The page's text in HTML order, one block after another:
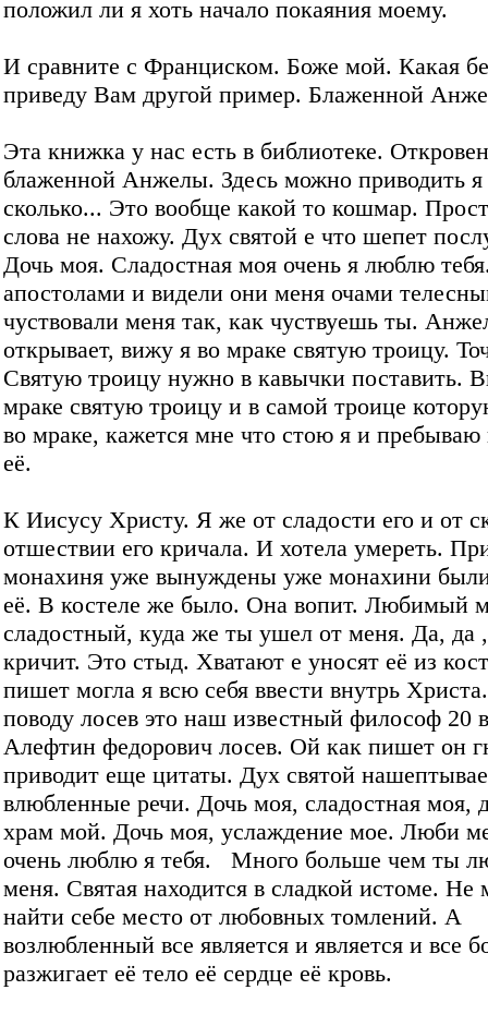
положил ли я хоть начало покаяния моему.
И сравните с Франциском. Боже мой. Какая
приведу Вам другой пример. Блаженной
Эта книжка у нас есть в библиотеке.
блаженной Анжелы. Здесь можно приводить
сколько... Это вообще какой то кошмар.
слова не нахожу. Дух святой е что шепет
Дочь моя. Сладостная моя очень я люблю
апостолами и видели они меня очами
чуствовали меня так, как чуствуешь ты.
открывает, вижу я во мраке святую троицу.
Святую троицу нужно в кавычки поставить.
мраке святую троицу и в самой троице
во мраке, кажется мне что стою я и пребываю
её.
К Иисусу Христу. Я же от сладости его и от
отшествии его кричала. И хотела умереть.
монахиня уже вынуждены уже монахини были
её. В костеле же было. Она вопит. Любимый
сладостный, куда же ты ушел от меня. Да, да
кричит. Это стыд. Хватают е уносят её из
пишет могла я всю себя ввести внутрь
поводу лосев это наш известный философ 20
Алефтин федорович лосев. Ой как пишет он
приводит еще цитаты. Дух святой
влюбленные речи. Дочь моя, сладостная моя,
храм мой. Дочь моя, услаждение мое. Люби
очень люблю я тебя. Много больше чем ты
меня. Святая находится в сладкой истоме. Не
найти себе место от любовных томлений. А
возлюбленный все является и является и все
разжигает её тело её сердце её кровь.